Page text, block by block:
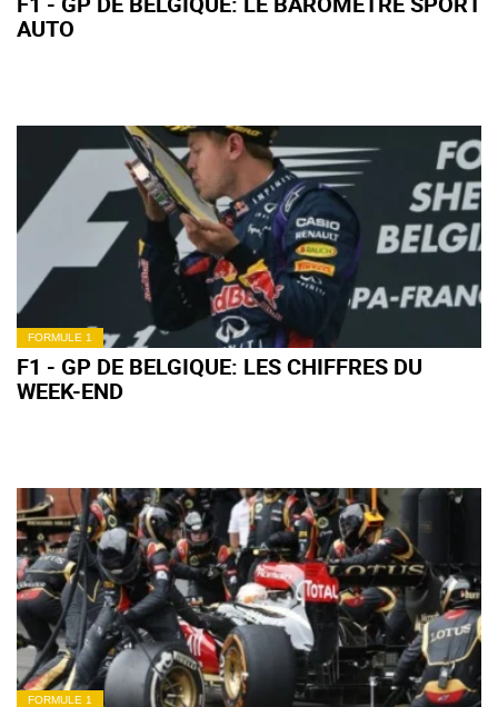
AUTO
FORMULE 1
F1 - GP DE BELGIQUE: LES CHIFFRES DU
WEEK-END
FORMULE 1